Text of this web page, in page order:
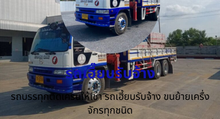
รถเฮี๊ยบรับจ้าง
รถบรรทุกติดเครนให้เช่า รถเฮี้ยบรับจ้าง ขนย้ายเครื่ง
จักรทุกชนิด